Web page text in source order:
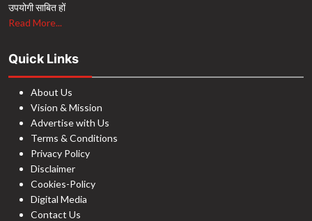
उपयोगी साबित हों
Read More...
Quick Links
About Us
Vision & Mission
Advertise with Us
Terms & Conditions
Privacy Policy
Disclaimer
Cookies-Policy
Digital Media
Contact Us